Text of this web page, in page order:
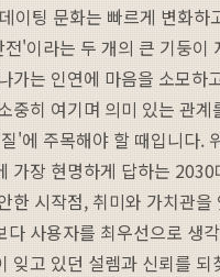
이팅 문화는 빠르게 변화하
'이라는 두 개의 큰 기둥이
가는 인연에 마음을 소모하
중히 여기며 의미 있는 관계
'에 주목해야 할 때입니다.
가장 현명하게 답하는
한 시작점, 취미와 가치관을
다 사용자를 최우선으로 생
잊고 있던 설렘과 신뢰를